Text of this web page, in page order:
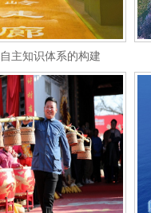
主知识体系的构建